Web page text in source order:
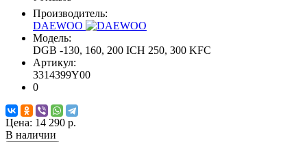
Производитель:
DAEWOO
Модель:
DGB -130, 160, 200 ICH 250, 300 KFC
Артикул:
3314399Y00
0
Цена: 14 290 р.
В наличии